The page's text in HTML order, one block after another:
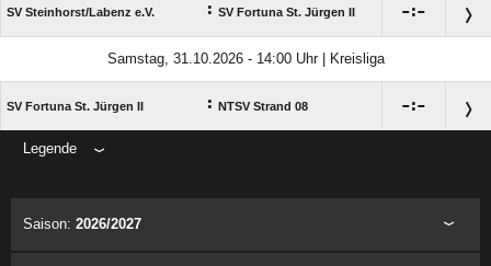
SV Steinhorst/​Labenz e.V. : SV Fortuna St. Jürgen II :
Samstag, 31.10.2026 - 14:00 Uhr | Kreisliga
SV Fortuna St. Jürgen II : NTSV Strand 08 :
Legende
Saison: 2026/2027